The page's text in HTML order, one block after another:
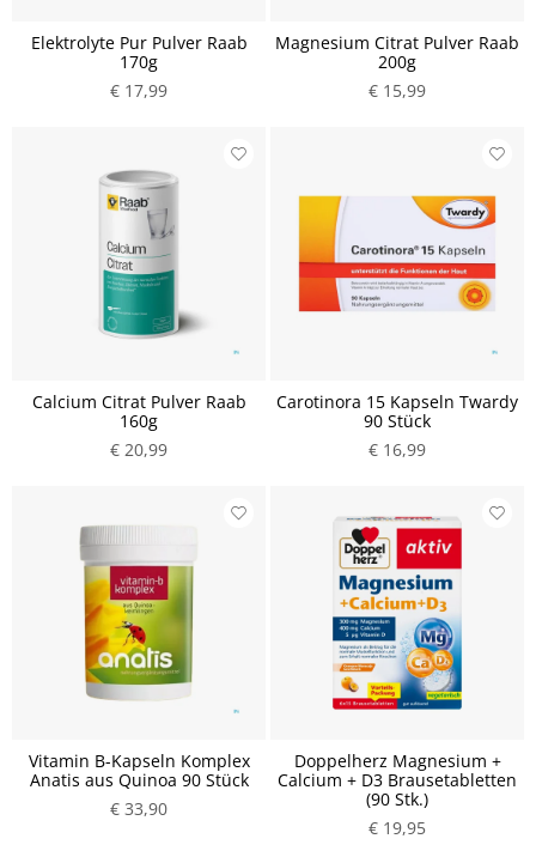
Elektrolyte Pur Pulver Raab
170g
€ 17,99
Magnesium Citrat Pulver Raab
200g
€ 15,99
Calcium Citrat Pulver Raab
160g
€ 20,99
Carotinora 15 Kapseln Twardy
90 Stück
€ 16,99
Vitamin B-Kapseln Komplex
Anatis aus Quinoa 90 Stück
€ 33,90
Doppelherz Magnesium +
Calcium + D3 Brausetabletten
(90 Stk.)
€ 19,95